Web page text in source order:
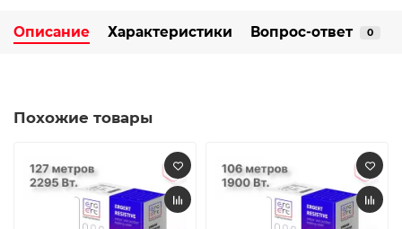
Описание Характеристики Вопрос-ответ 0
Похожие товары